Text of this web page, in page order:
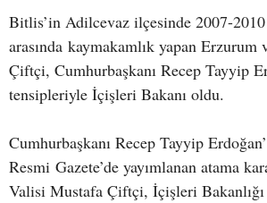
Bitlis’in Adilcevaz ilçesinde 2007-2010
arasında kaymakamlık yapan
Çiftçi, Cumhurbaşkanı Recep Tayyip
tensipleriyle İçişleri Bakanı oldu.
Cumhurbaşkanı Recep Tayyip
Resmi Gazete’de yayımlanan atama
Valisi Mustafa Çiftçi, İçişleri